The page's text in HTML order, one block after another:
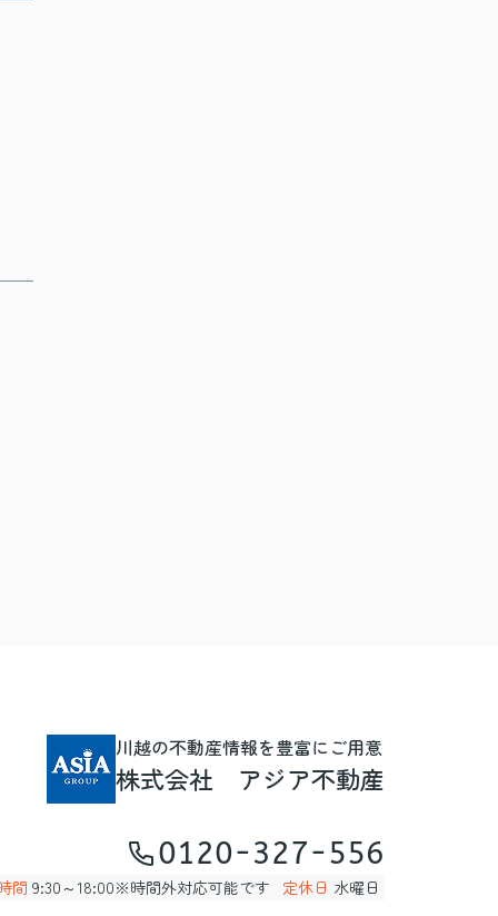
川越の不動産情報を豊富にご用意
株式会社 アジア不動産
0120-327-556
間 9:30～18:00※時間外対応可能です 定休日 水曜日